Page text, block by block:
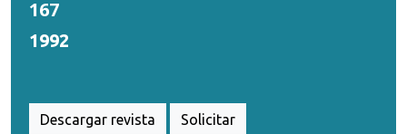
167
1992
Descargar revista Solicitar